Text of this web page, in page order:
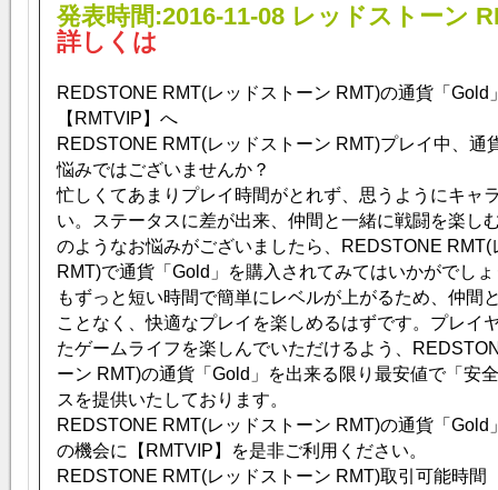
発表時間:2016-11-08 レッドストーン
詳しくは
REDSTONE RMT(レッドストーン RMT)の通貨「Gold
【RMTVIP】へ
REDSTONE RMT(レッドストーン RMT)プレイ中、通
悩みではございませんか？
忙しくてあまりプレイ時間がとれず、思うようにキャ
い。ステータスに差が出来、仲間と一緒に戦闘を楽し
のようなお悩みがございましたら、REDSTONE RMT(
RMT)で通貨「Gold」を購入されてみてはいかがでし
もずっと短い時間で簡単にレベルが上がるため、仲間
ことなく、快適なプレイを楽しめるはずです。プレイ
たゲームライフを楽しんでいただけるよう、
ーン RMT)の通貨「Gold」を出来る限り最安値で「安
スを提供いたしております。
REDSTONE RMT(レッドストーン RMT)の通貨「Gold
の機会に【RMTVIP】を是非ご利用ください。
REDSTONE RMT(レッドストーン RMT)取引可能時